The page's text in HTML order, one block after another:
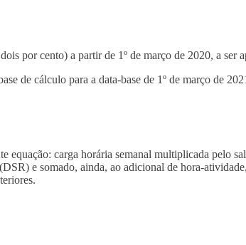
por cento) a partir de 1º de março de 2020, a ser
de cálculo para a data-base de 1º de março de
carga horária semanal multiplicada pelo
e somado, ainda, ao adicional de hora-